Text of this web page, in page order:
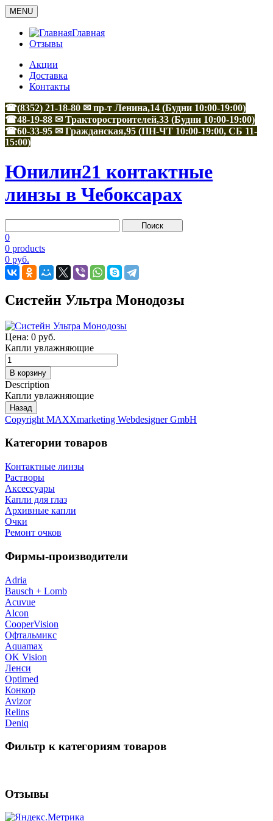
MENU
Главная
Отзывы
Акции
Доставка
Контакты
☎(8352) 21-18-80 ✉ пр-т Ленина,14 (Будни 10:00-19:00)
☎48-19-88 ✉ Тракторостроителей,33 (Будни 10:00-19:00)
☎60-33-95 ✉ Гражданская,95 (ПН-ЧТ 10:00-19:00, СБ 11-
15:00)
Юнилин21 контактные
линзы в Чебоксарах
0
0 products
0 руб.
Систейн Ультра Монодозы
Цена: 0 руб.
Капли увлажняющие
Description
Капли увлажняющие
Copyright MAXXmarketing Webdesigner GmbH
Категории товаров
Контактные линзы
Растворы
Аксессуары
Капли для глаз
Архивные капли
Очки
Ремонт очков
Фирмы-производители
Adria
Bausch + Lomb
Acuvue
Alcon
CooperVision
Офтальмикс
Aquamax
OK Vision
Ленси
Optimed
Конкор
Avizor
Relins
Deniq
Фильтр к категориям товаров
Отзывы